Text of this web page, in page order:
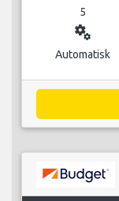
5
miscellaneous_services
Automatisk